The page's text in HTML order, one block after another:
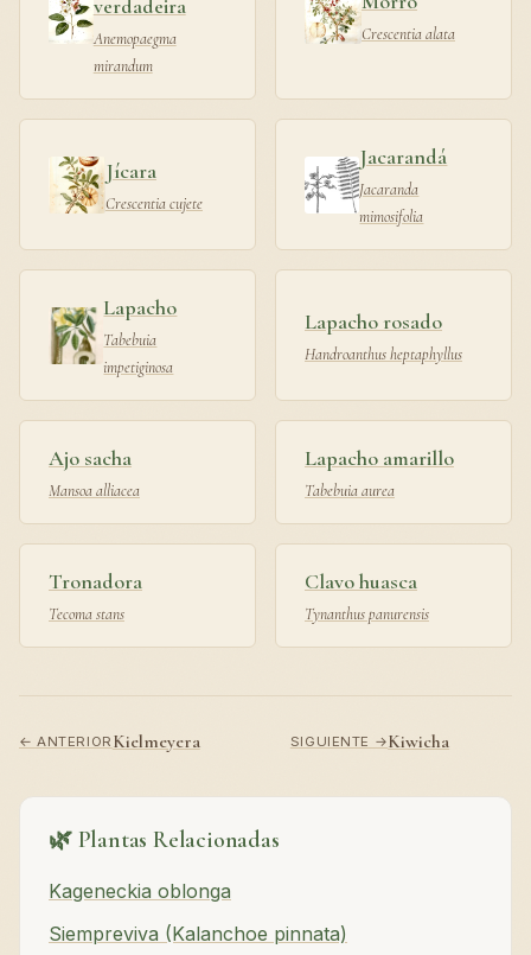
verdadeira
Anemopaegma
mirandum
Crescentia alata
Jícara
Crescentia cujete
Jacarandá
Jacaranda
mimosifolia
Lapacho
Tabebuia
impetiginosa
Lapacho rosado
Handroanthus heptaphyllus
Ajo sacha
Mansoa alliacea
Lapacho amarillo
Tabebuia aurea
Tronadora
Tecoma stans
Clavo huasca
Tynanthus panurensis
← ANTERIORKielmeyera SIGUIENTE →Kiwicha
🌿 Plantas Relacionadas
Kageneckia oblonga
Siempreviva (Kalanchoe pinnata)